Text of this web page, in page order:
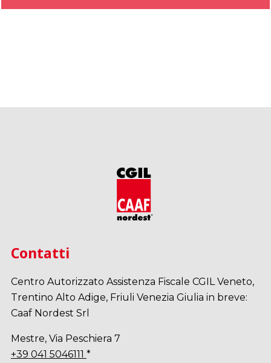
Contatti
Centro Autorizzato Assistenza Fiscale CGIL Veneto,
Trentino Alto Adige, Friuli Venezia Giulia in breve:
Caaf Nordest Srl
Mestre, Via Peschiera 7
+39 041 5046111 *